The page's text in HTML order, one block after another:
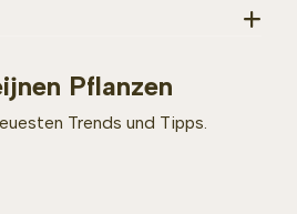
Pflanzen
Trends und Tipps.